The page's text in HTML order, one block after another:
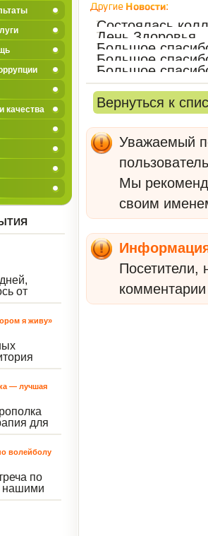
качества
от
я живу»
под
мелки,
— лучшая
для
волейболу
по
нашими
Состоялась
День Здоровья
Большое
Большое
Большое
Вернуться к
Уважаемый
Мы
своим
Посетители,